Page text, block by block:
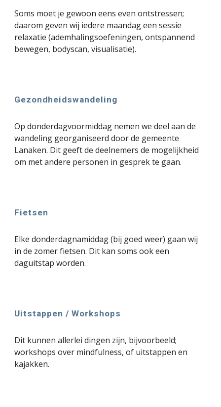
Soms moet je gewoon eens even ontstressen;
daarom geven wij iedere maandageen sessie
relaxatie (ademhalingsoefeningen, ontspannend
bewegen, bodyscan, visualisatie).
Gezondheidswandeling
Op donderdagvoormiddag nemen we deel aan de
wandeling georganiseerd door de gemeente
Lanaken. Dit geeft de deelnemers de mogelijkheid
om met andere personen in gesprek te gaan.
Fietsen
Elke donderdagnamiddag (bij goed weer) gaan wij
in de zomer fietsen. Dit kan soms ook een
daguitstap worden.
Uitstappen / Workshops
Dit kunnen allerlei dingen zijn, bijvoorbeeld;
workshops over mindfulness, of uitstappen en
kajakken.